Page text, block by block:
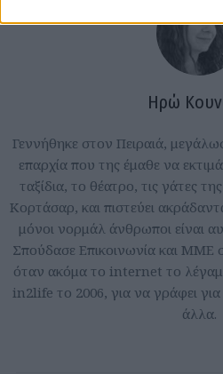
Ηρώ
Γεννήθηκε στον Πειραιά,
επαρχία που της έμαθε να
ταξίδια, το θέατρο, τις γάτες
Κορτάσαρ, και πιστεύει
μόνοι νορμάλ άνθρωποι είναι
Σπούδασε Επικοινωνία και ΜΜΕ
όταν ακόμα το internet το
in2life το 2006, για να γράφει για
άλλα.